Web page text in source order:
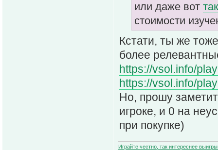
или даже вот так
стоимости
Кстати, ты же
более
https://vsol.info/
https://vsol.info/
Но, прошу
игроке, и 0 на
при покупке)
Играйте честно, так интереснее